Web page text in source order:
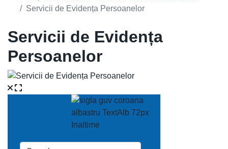
Servicii de Evidența Persoanelor
Servicii de Evidența
Persoanelor